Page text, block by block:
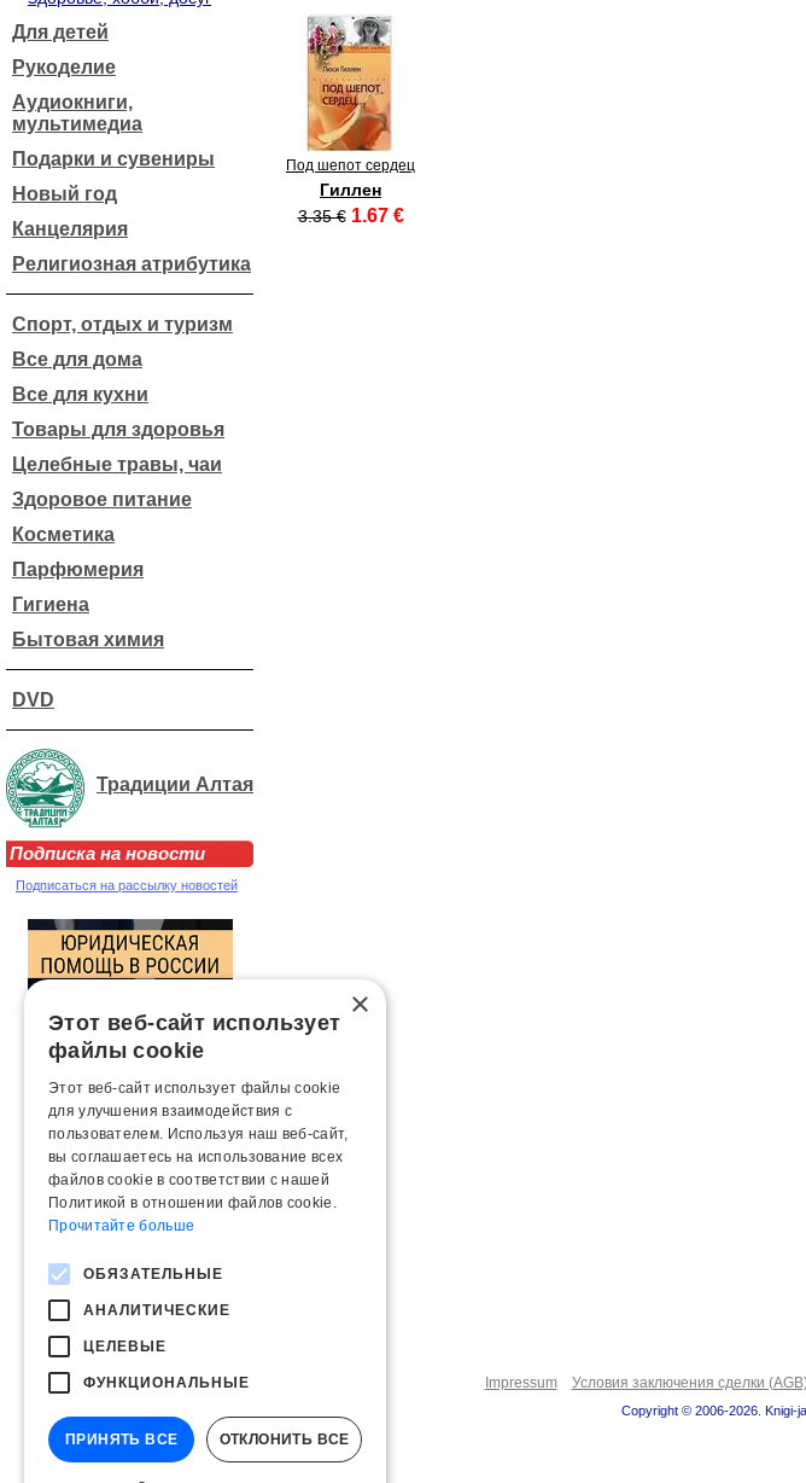
Для детей
Рукоделие
Аудиокниги,
мультимедиа
Подарки и сувениры
Новый год
Канцелярия
Религиозная атрибутика
Спорт, отдых и туризм
Все для дома
Все для кухни
Товары для здоровья
Целебные травы, чаи
Здоровое питание
Косметика
Парфюмерия
Гигиена
Бытовая химия
DVD
Традиции Алтая
Подписка на новости
Подписаться на рассылку новостей
Под шепот сердец
Гиллен
3.35 € 1.67 €
Impressum Условия заключения сделки
Copyright © 2006-2026. Knigi-
×
Этот веб-сайт использует
файлы cookie
Этот веб-сайт использует файлы cookie
для улучшения взаимодействия с
пользователем. Используя наш веб-сайт,
вы соглашаетесь на использование всех
файлов cookie в соответствии с нашей
Политикой в ​​отношении файлов cookie.
Прочитайте больше
ОБЯЗАТЕЛЬНЫЕ
АНАЛИТИЧЕСКИЕ
ЦЕЛЕВЫЕ
ФУНКЦИОНАЛЬНЫЕ
ПРИНЯТЬ ВСЕ ОТКЛОНИТЬ ВСЕ